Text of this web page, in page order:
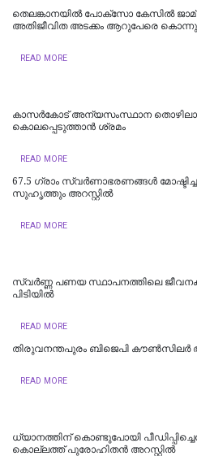
തെലങ്കാനയിൽ പോക്‌സോ കേസില്‍
അതിജീവിത അടക്കം ആറുപേരെ കൊന്നു
READ MORE
കാസര്‍കോട് അന്യസംസ്ഥാന
കൊലപ്പെടുത്താന്‍ ശ്രമം
READ MORE
67.5 ഗ്രാം സ്വർണാഭരണങ്ങൾ
സുഹൃത്തും അറസ്റ്റിൽ
READ MORE
സ്വർണ്ണ പണയ സ്ഥാപനത്തിലെ
പിടിയില്‍
READ MORE
തിരുവനന്തപുരം ബിജെപി
READ MORE
ധ്യാനത്തിന് കൊണ്ടുപോയി
കൊല്ലത്ത് പുരോഹിതന്‍ അറസ്റ്റില്‍